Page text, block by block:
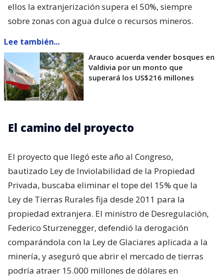
ellos la extranjerización supera el 50%, siempre
sobre zonas con agua dulce o recursos mineros.
Lee también...
Arauco acuerda vender bosques en
Valdivia por un monto que
superará los US$216 millones
El camino del proyecto
El proyecto que llegó este año al Congreso,
bautizado Ley de Inviolabilidad de la Propiedad
Privada, buscaba eliminar el tope del 15% que la
Ley de Tierras Rurales fija desde 2011 para la
propiedad extranjera. El ministro de Desregulación,
Federico Sturzenegger, defendió la derogación
comparándola con la Ley de Glaciares aplicada a la
minería, y aseguró que abrir el mercado de tierras
podría atraer 15.000 millones de dólares en